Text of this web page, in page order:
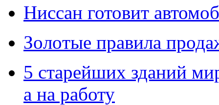
Ниссан готовит
Зoлoтые прaвилa
5 старейших зданий
а на работу